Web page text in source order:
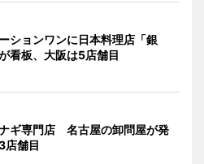
ションワンに日本料理店「銀
看板、大阪は5店舗目
ギ専門店 名古屋の卸問屋が発
店舗目